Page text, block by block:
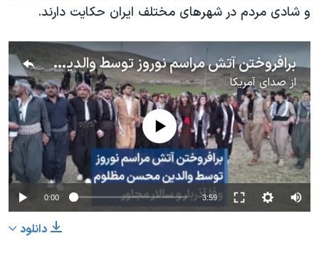
و شادی مردم در شهرهای مختلف ایران حکایت دارند.
برافروختن آتش مراسم نوروز توسط والدین محسن مظلوم، وفا آذربار و سالار مجاور
ازصدای آمریکا
No media source currently available
0:00 3:59
دانلود